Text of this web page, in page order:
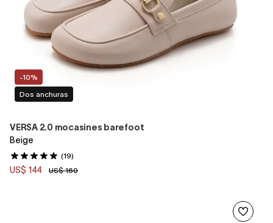
-10%
Dos anchuras
VERSA 2.0 mocasines barefoot
Beige
(19)
US$ 144 US$ 160